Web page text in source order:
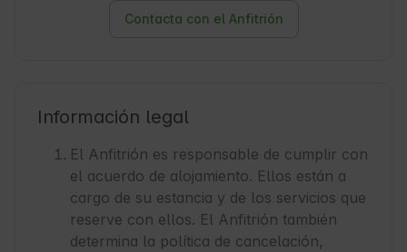
Contacta con el Anfitrión
Información legal
El Anfitrión es responsable de cumplir con
el acuerdo de alojamiento. Ellos están a
cargo de su estancia y de los servicios que
reserve con ellos. El Anfitrión también
determina la política de cancelación,